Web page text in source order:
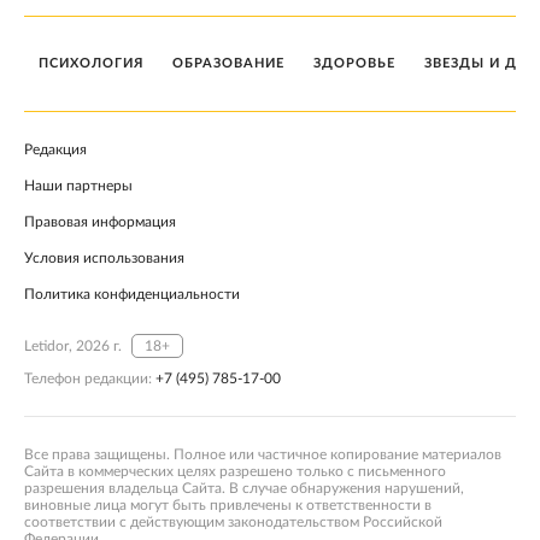
ПСИХОЛОГИЯ ОБРАЗОВАНИЕ ЗДОРОВЬЕ ЗВЕЗДЫ И
Редакция
Наши партнеры
Правовая информация
Условия использования
Политика конфиденциальности
Letidor, 2026 г. 18+
Телефон редакции: +7 (495) 785-17-00
Все права защищены. Полное или частичное копирование материалов
Сайта в коммерческих целях разрешено только с письменного
разрешения владельца Сайта. В случае обнаружения нарушений,
виновные лица могут быть привлечены к ответственности в
соответствии с действующим законодательством Российской